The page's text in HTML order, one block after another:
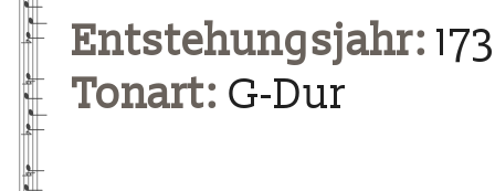
Entstehungsjahr:
Tonart: G-Dur